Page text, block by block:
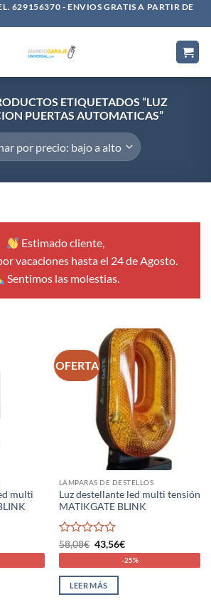
629156370 - ENVIOS GRATIS A PARTIR DE
ETIQUETADOS “LUZ
PUERTAS AUTOMATICAS”
Estimado cliente,
vacaciones hasta el 24 de Agosto.
Sentimos las molestias.
multi
OFERTA
LÁMPARAS DE DESTELLOS
Luz destellante led multi tensión
MATIKGATE BLINK
Valorado
con
0
de
58,08€ El
precio
original
era:
58,08€.
43,56€El
precio
actual
es:
-25%
LEER MÁS